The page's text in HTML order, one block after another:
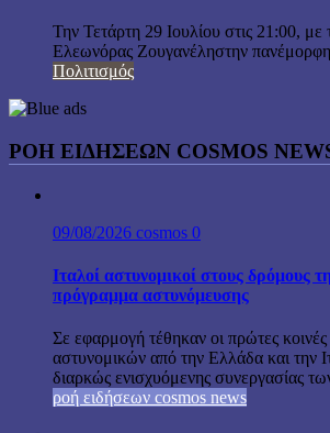
Την Τετάρτη 29 Ιουλίου στις 21:00, με
Ελεωνόρας Ζουγανέληστην πανέμορφη
Πολιτισμός
ΡΟΗ ΕΙΔΗΣΕΩΝ COSMOS
09/08/2026 cosmos 0
Ιταλοί αστυνομικοί στους δρόμους
πρόγραμμα αστυνόμευσης
Σε εφαρμογή τέθηκαν οι πρώτες κοινές
αστυνομικών από την Ελλάδα και την
διαρκώς ενισχυόμενης συνεργασίας
ροή ειδήσεων cosmos news